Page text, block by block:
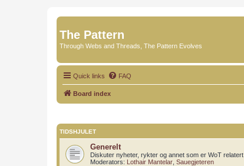
The Pattern
Through Webs and Threads, The Pattern Evolves
Quick links FAQ
Board index
TIDSHJULET
Generelt
Diskuter nyheter, rykter og annet som er WoT relatert
Moderators: Lothair Mantelar Sauegjeteren